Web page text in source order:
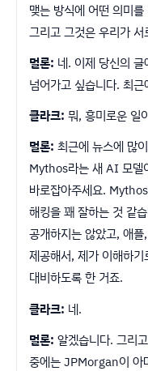
맺는 방식에 어떤 의미
그리고 그것은 우리가
멀론: 네. 이제 당신의
넘어가고 싶습니다. 최
클라크: 뭐, 흥미로운 일
멀론: 최근에 뉴스에 많
Mythos라는 새 AI 모델
바로잡아주세요.
해킹을 꽤 잘하는 것 같
공개하지는 않았고, 애
제공해서, 제가 이해하
대비하도록 한 거죠.
클라크: 네.
멀론: 알겠습니다. 그리
중에는 JPMorgan이 아